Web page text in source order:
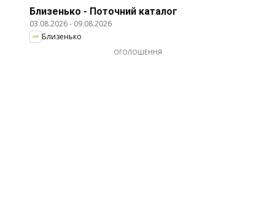
Близенько - Поточний каталог
03.08.2026- 09.08.2026
Близенько
ОГОЛОШЕННЯ